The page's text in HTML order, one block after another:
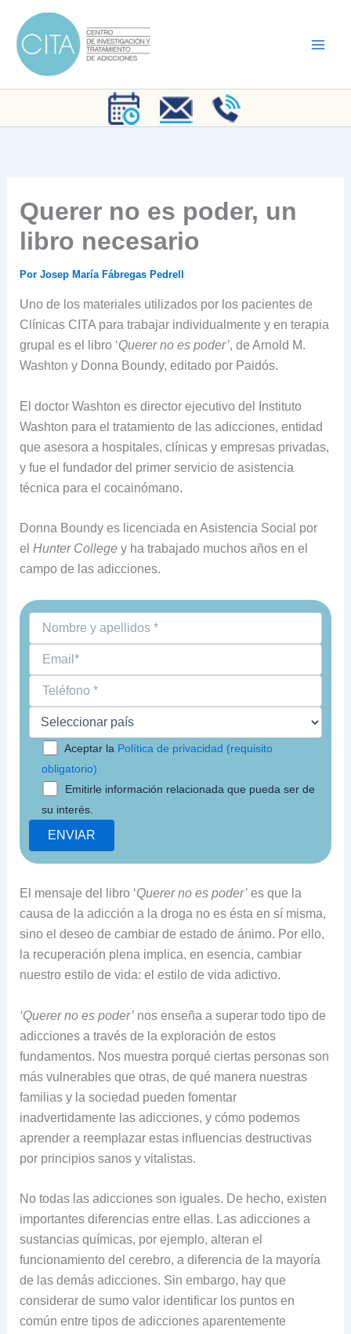
contenido
Querer no es poder, un
libro necesario
Por Josep María Fábregas Pedrell
Uno de los materiales utilizados por los pacientes de
Clínicas CITA para trabajar individualmente y en terapia
grupal es el libro ‘Querer no es poder’, de Arnold M.
Washton y Donna Boundy, editado por Paidós.
El doctor Washton es director ejecutivo del Instituto
Washton para el tratamiento de las adicciones, entidad
que asesora a hospitales, clínicas y empresas privadas,
y fue el fundador del primer servicio de asistencia
técnica para el cocainómano.
Donna Boundy es licenciada en Asistencia Social por
el Hunter Collegey ha trabajado muchos años en el
campo de las adicciones.
Aceptar la Política de privacidad (requisito
obligatorio)
Emitirle información relacionada que pueda ser de
su interés.
El mensaje del libro ‘Querer no es poder’es que la
causa de la adicción a la droga no es ésta en sí misma,
sino el deseo de cambiar de estado de ánimo. Por ello,
la recuperación plena implica, en esencia, cambiar
nuestro estilo de vida: el estilo de vida adictivo.
‘Querer no es poder’nos enseña a superar todo tipo de
adicciones a través de la exploración de estos
fundamentos. Nos muestra porqué ciertas personas son
más vulnerables que otras, de qué manera nuestras
familias y la sociedad pueden fomentar
inadvertidamente las adicciones, y cómo podemos
aprender a reemplazar estas influencias destructivas
por principios sanos y vitalistas.
No todas las adicciones son iguales. De hecho, existen
importantes diferencias entre ellas. Las adicciones a
sustancias químicas, por ejemplo, alteran el
funcionamiento del cerebro, a diferencia de la mayoría
de las demás adicciones. Sin embargo, hay que
considerar de sumo valor identificar los puntos en
común entre tipos de adicciones aparentemente